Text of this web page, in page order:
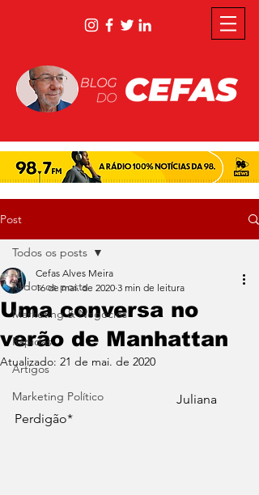
Post
Todos os posts
Marketing & Negócios
Rápidas
Artigos
Marketing Político
Todos os posts
Uma conversa no
verão de Manhattan
Cefas Alves Meira
16 de mai. de 2020 3 min de leitura
Atualizado: 21 de mai. de 2020
                                                  Juliana
Perdigão*